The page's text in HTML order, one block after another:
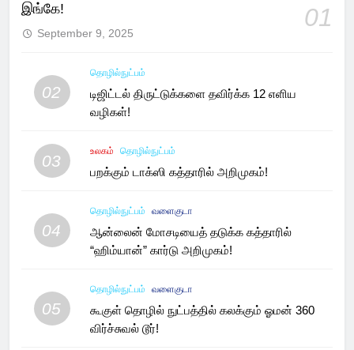
இங்கே!
01
September 9, 2025
02
தொழில்நுட்பம்
டிஜிட்டல் திருட்டுக்களை தவிர்க்க 12 எளிய
வழிகள்!
03
உலகம் தொழில்நுட்பம்
பறக்கும் டாக்ஸி கத்தாரில் அறிமுகம்!
04
தொழில்நுட்பம் வளைகுடா
ஆன்லைன் மோசடியைத் தடுக்க கத்தாரில்
“ஹிம்யான்” கார்டு அறிமுகம்!
05
தொழில்நுட்பம் வளைகுடா
கூகுள் தொழில் நுட்பத்தில் கலக்கும் ஓமன் 360
விர்ச்சுவல் டூர்!